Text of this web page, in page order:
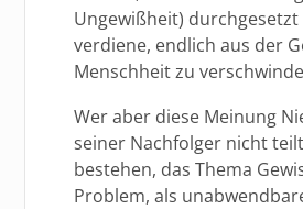
Ungewißheit) durchgesetzt
verdiene, endlich aus der
Menschheit zu
Wer aber diese Meinung
seiner Nachfolger nicht
bestehen, das Thema
Problem, als